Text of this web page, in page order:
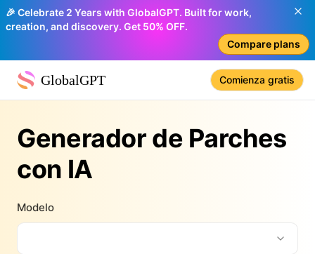
🎉 Celebrate 2 Years with GlobalGPT. Built for work,
creation, and discovery. Get 50% OFF.
Compare plans
GlobalGPT Comienza gratis
Generador de Parches
con IA
Modelo